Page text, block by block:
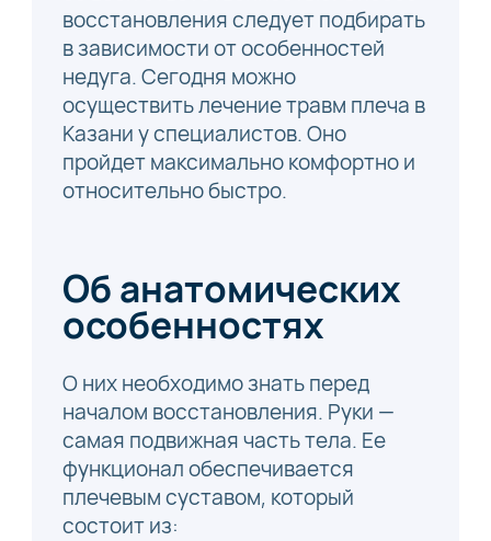
восстановления следует подбирать
в зависимости от особенностей
недуга. Сегодня можно
осуществить лечение травм плеча в
Казани у специалистов. Оно
пройдет максимально комфортно и
относительно быстро.
Об анатомических
особенностях
О них необходимо знать перед
началом восстановления. Руки —
самая подвижная часть тела. Ее
функционал обеспечивается
плечевым суставом, который
состоит из: